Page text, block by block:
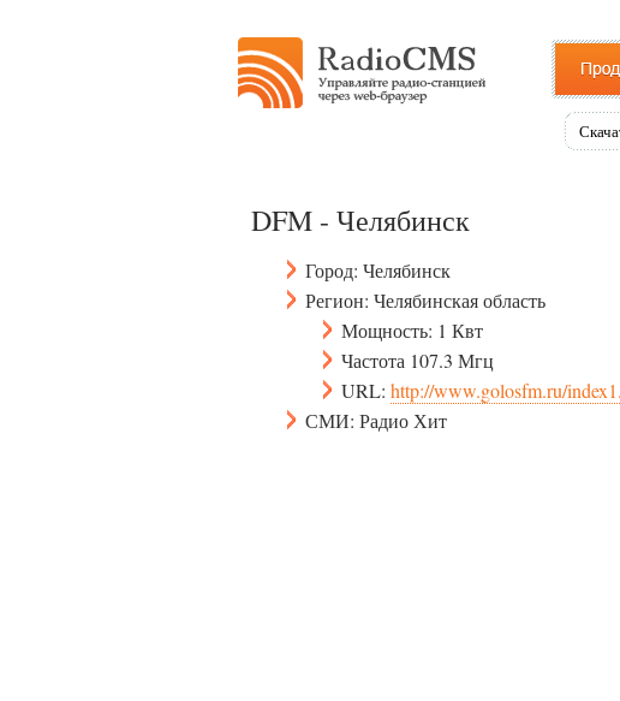
DFM - Челябинск
Город: Челябинск
Регион: Челябинская область
Мощность: 1 Квт
Частота 107.3 Мгц
URL: http://www.golosfm.ru/
СМИ: Радио Хит